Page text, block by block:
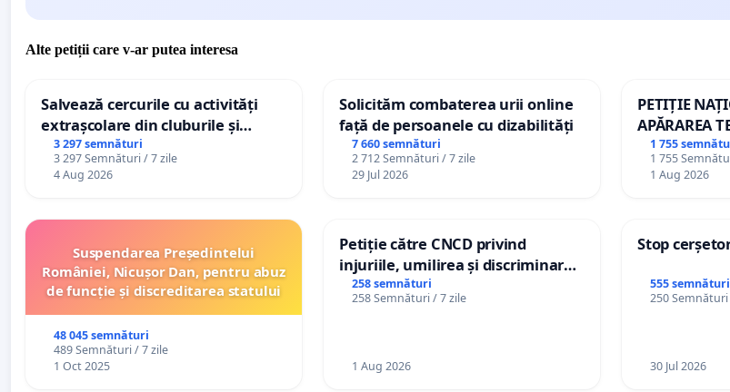
Alte petiții care v-ar putea interesa
Salvează cercurile cu activități
extrașcolare din cluburile și
palatele copiilor
3 297 semnături
3 297 Semnături / 7 zile
4 Aug 2026
Solicităm combaterea urii online
față de persoanele cu dizabilități
7 660 semnături
2 712 Semnături / 7 zile
29 Jul 2026
PETIȚIE
APĂRAREA
DE
1 755
1 755
1 Aug 2026
Suspendarea Președintelui
României, Nicușor Dan, pentru abuz
de funcție și discreditarea statului
48 045 semnături
489 Semnături / 7 zile
1 Oct 2025
Petiție către CNCD privind
injuriile, umilirea și discriminarea
persoanelor cu dizabilități de
către utilizatorul TikTok „Gorici”
258 semnături
258 Semnături / 7 zile
1 Aug 2026
Stop
555 semnături
250 Semnături
30 Jul 2026